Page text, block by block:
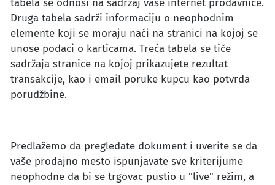
tabela se odnosi na sadržaj vaše internet prodavnice.
Druga tabela sadrži informaciju o neophodnim
elemente koji se moraju naći na stranici na kojoj se
unose podaci o karticama. Treća tabela se tiče
sadržaja stranice na kojoj prikazujete rezultat
transakcije, kao i email poruke kupcu kao potvrda
porudžbine.
Predlažemo da pregledate dokument i uverite se da
vaše prodajno mesto ispunjavate sve kriterijume
neophodne da bi se trgovac pustio u "live" režim, a